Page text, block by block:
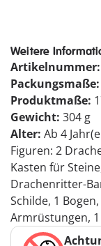
Weitere
Artikelnummer:
Packungsmaße:
Produktmaße:
Gewicht: 304 g
Alter: Ab 4
Figuren: 2
Kasten für
Drachenritter-
Schilde, 1
Armrüstungen, 1